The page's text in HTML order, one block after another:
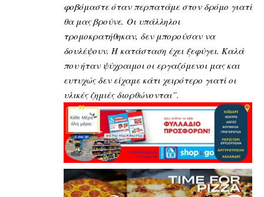
φοβόμαστε όταν περπατάμε στον δρόμο γιατί
θα μας βρούνε. Οι υπάλληλοι
τρομοκρατήθηκαν, δεν μπορούσαν να
δουλέψουν. Η κατάσταση έχει ξεφύγει. Καλά
που ήταν ψύχραιμοι οι εργαζόμενοι μας και
ευτυχώς δεν είχαμε κάτι χειρότερο γιατί οι
υλικές ζημιές διορθώνονται”.